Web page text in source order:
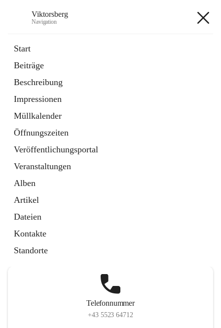
Viktorsberg
Navigation
Start
Beiträge
Beschreibung
Impressionen
Müllkalender
Öffnungszeiten
Veröffentlichungsportal
Veranstaltungen
Alben
Artikel
Dateien
Kontakte
Standorte
1 Schnellzugriff
Bürgerservice
10 Schnellzugriffe
Telefonnummer
+43 5523 64712